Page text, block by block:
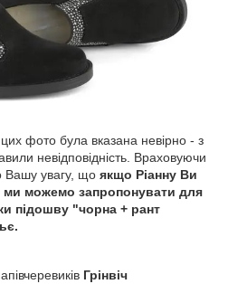
цих фото була вказана невірно - з
невідповідність. Враховуючи
Вашу увагу, що якщо Ріанну Ви
ми можемо запропонувати для
підошву "чорна + рант
Грінвіч